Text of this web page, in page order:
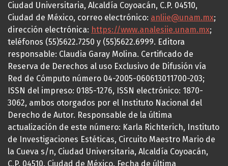
Ciudad Universitaria, Alcaldía Coyoacán, C.P. 04510,
Ciudad de México, correo electrónico: anliie@unam.mx;
dirección electrónica: https://www.analesiie.unam.mx;
teléfonos (55)5622.7250 y (55)5622.6999. Editora
responsable: Claudia Garay Molina. Certificado de
Reserva de Derechos al uso Exclusivo de Difusión vía
Red de Cómputo número 04-2005-060613011700-203;
ISSN del impreso: 0185-1276, ISSN electrónico: 1870-
3062, ambos otorgados por el Instituto Nacional del
Derecho de Autor. Responsable de la última
actualización de este número: Karla Richterich, Instituto
de Investigaciones Estéticas, Circuito Maestro Mario de
la Cueva s/n, Ciudad Universitaria, Alcaldía Coyoacán,
C.P. 04510, Ciudad de México. Fecha de última